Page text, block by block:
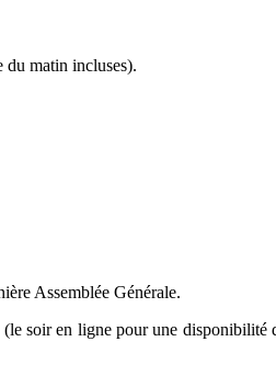
du matin incluses).
Assemblée Générale.
soir en ligne pour une